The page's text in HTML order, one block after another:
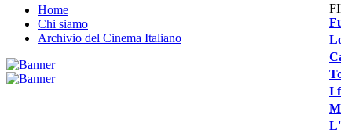
Home
Chi siamo
Archivio del Cinema Italiano
I